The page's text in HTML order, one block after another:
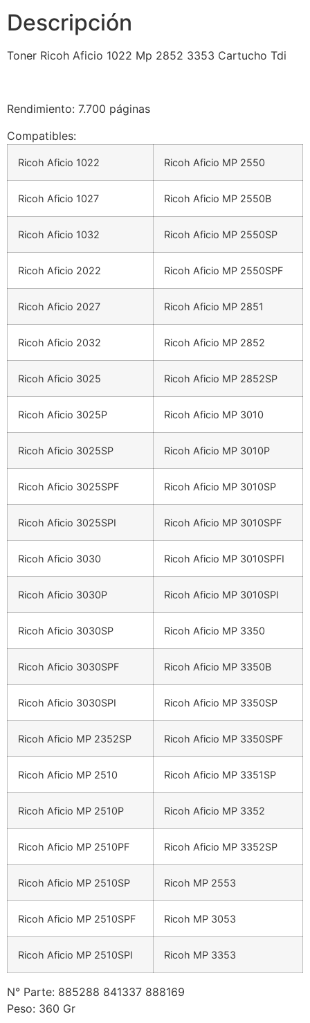
Descripción
Toner Ricoh Aficio 1022 Mp 2852 3353 Cartucho Tdi
Rendimiento: 7.700 páginas
Compatibles:
Ricoh Aficio 1022 Ricoh Aficio MP 2550
Ricoh Aficio 1027 Ricoh Aficio MP 2550B
Ricoh Aficio 1032 Ricoh Aficio MP 2550SP
Ricoh Aficio 2022 Ricoh Aficio MP 2550SPF
Ricoh Aficio 2027 Ricoh Aficio MP 2851
Ricoh Aficio 2032 Ricoh Aficio MP 2852
Ricoh Aficio 3025 Ricoh Aficio MP 2852SP
Ricoh Aficio 3025P Ricoh Aficio MP 3010
Ricoh Aficio 3025SP Ricoh Aficio MP 3010P
Ricoh Aficio 3025SPF Ricoh Aficio MP 3010SP
Ricoh Aficio 3025SPI Ricoh Aficio MP 3010SPF
Ricoh Aficio 3030 Ricoh Aficio MP 3010SPFI
Ricoh Aficio 3030P Ricoh Aficio MP 3010SPI
Ricoh Aficio 3030SP Ricoh Aficio MP 3350
Ricoh Aficio 3030SPF Ricoh Aficio MP 3350B
Ricoh Aficio 3030SPI Ricoh Aficio MP 3350SP
Ricoh Aficio MP 2352SP Ricoh Aficio MP 3350SPF
Ricoh Aficio MP 2510 Ricoh Aficio MP 3351SP
Ricoh Aficio MP 2510P Ricoh Aficio MP 3352
Ricoh Aficio MP 2510PF Ricoh Aficio MP 3352SP
Ricoh Aficio MP 2510SP Ricoh MP 2553
Ricoh Aficio MP 2510SPF Ricoh MP 3053
Ricoh Aficio MP 2510SPI Ricoh MP 3353
N° Parte: 885288 841337 888169
Peso: 360 Gr